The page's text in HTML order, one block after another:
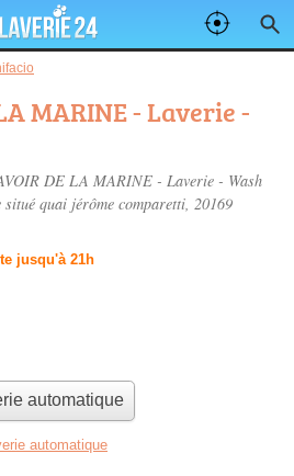
MARINE - Laverie -
DE LA MARINE - Laverie - Wash
situé quai jérôme comparetti, 20169
jusqu'à 21h
automatique
automatique